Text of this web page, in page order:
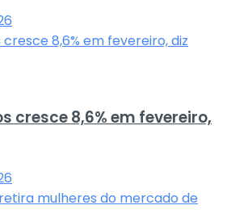
cresce 8,6% em fevereiro,